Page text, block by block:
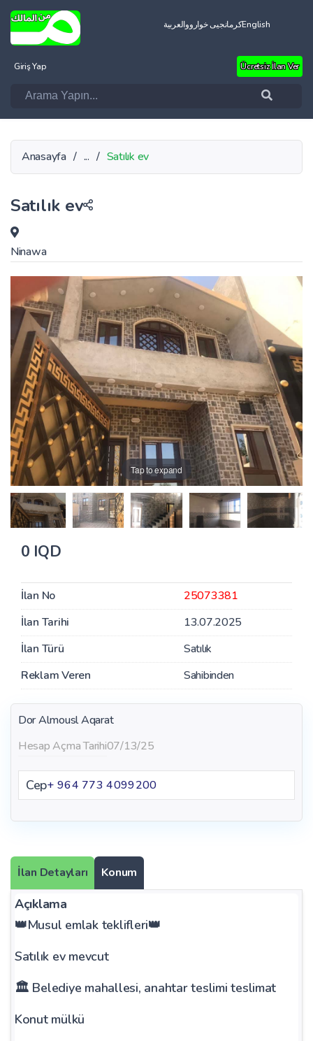
العربيةکرمانجیی خوارووEnglish
Giriş Yap Ücretsiz İlan Ver
Anasayfa / ... / Satılık ev
Satılık ev
Ninawa
Tap to expand
0 IQD
İlan No
25073381
İlan Tarihi
13.07.2025
İlan Türü
Satılık
Reklam Veren
Sahibinden
Dor Almousl Aqarat
Hesap Açma Tarihi07/13/25
Cep+ 964 773 4099200
İlan Detayları Konum
Açıklama
👑Musul emlak teklifleri👑
Satılık ev mevcut
🏛 Belediye mahallesi, anahtar teslimi teslimat
Konut mülkü